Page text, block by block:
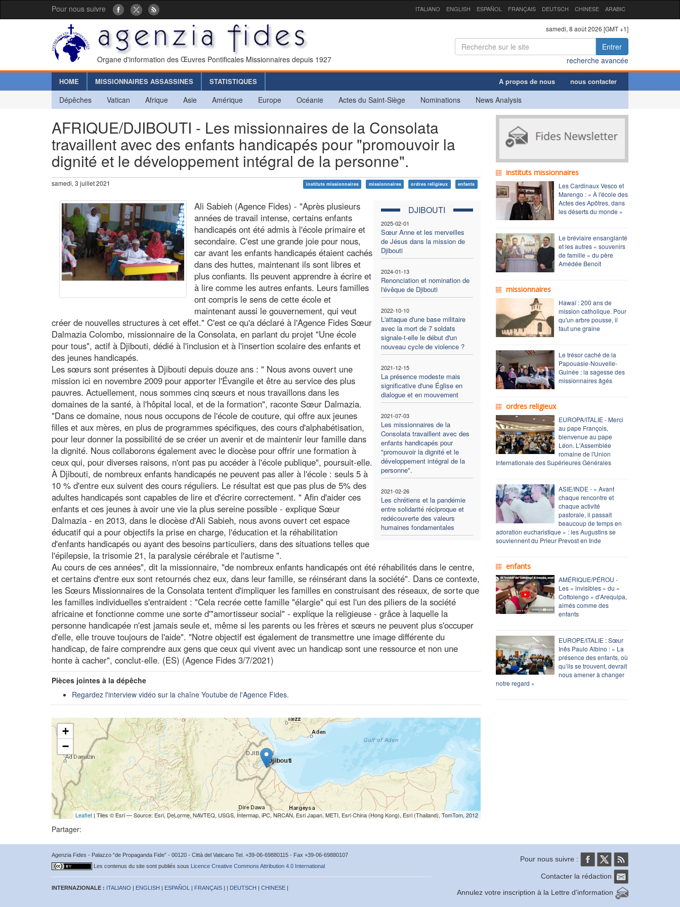
Pour nous suivre ITALIANO ENGLISH ESPAÑOL FRANÇAIS DEUTSCH CHINESE ARABIC
Organe d'information des Œuvres Pontificales Missionnaires depuis 1927
samedi, 8 août 2026 [GMT +1]
Entrer
recherche avancée
HOME MISSIONNAIRES ASSASSINES STATISTIQUES A propos de nous nous contacter
Dépêches Vatican Afrique Asie Amérique Europe Océanie Actes du Saint-Siège Nominations News Analysis
AFRIQUE/DJIBOUTI - Les missionnaires de la Consolata
travaillent avec des enfants handicapés pour "promouvoir la
dignité et le développement intégral de la personne".
samedi, 3 juillet 2021 instituts missionnaires missionnaires ordres religieux enfants
DJIBOUTI
2025-02-01
Sœur Anne et les merveilles
de Jésus dans la mission de
Djibouti
2024-01-13
Renonciation et nomination de
l'évêque de Djibouti
2022-10-10
L'attaque d'une base militaire
avec la mort de 7 soldats
signale-t-elle le début d'un
nouveau cycle de violence ?
2021-12-15
La présence modeste mais
significative d'une Église en
dialogue et en mouvement
2021-07-03
Les missionnaires de la
Consolata travaillent avec des
enfants handicapés pour
"promouvoir la dignité et le
développement intégral de la
personne".
2021-02-26
Les chrétiens et la pandémie
entre solidarité réciproque et
redécouverte des valeurs
humaines fondamentales
Ali Sabieh (Agence Fides) - "Après plusieurs
années de travail intense, certains enfants
handicapés ont été admis à l'école primaire et
secondaire. C'est une grande joie pour nous,
car avant les enfants handicapés étaient cachés
dans des huttes, maintenant ils sont libres et
plus confiants. Ils peuvent apprendre à écrire et
à lire comme les autres enfants. Leurs familles
ont compris le sens de cette école et
maintenant aussi le gouvernement, qui veut
créer de nouvelles structures à cet effet." C'est ce qu'a déclaré à l'Agence Fides Sœur
Dalmazia Colombo, missionnaire de la Consolata, en parlant du projet "Une école
pour tous", actif à Djibouti, dédié à l'inclusion et à l'insertion scolaire des enfants et
des jeunes handicapés.
Les sœurs sont présentes à Djibouti depuis douze ans : " Nous avons ouvert une
mission ici en novembre 2009 pour apporter l'Évangile et être au service des plus
pauvres. Actuellement, nous sommes cinq sœurs et nous travaillons dans les
domaines de la santé, à l'hôpital local, et de la formation", raconte Sœur Dalmazia.
"Dans ce domaine, nous nous occupons de l'école de couture, qui offre aux jeunes
filles et aux mères, en plus de programmes spécifiques, des cours d'alphabétisation,
pour leur donner la possibilité de se créer un avenir et de maintenir leur famille dans
la dignité. Nous collaborons également avec le diocèse pour offrir une formation à
ceux qui, pour diverses raisons, n'ont pas pu accéder à l'école publique", poursuit-elle.
À Djibouti, de nombreux enfants handicapés ne peuvent pas aller à l'école : seuls 5 à
10 % d'entre eux suivent des cours réguliers. Le résultat est que pas plus de 5% des
adultes handicapés sont capables de lire et d'écrire correctement. " Afin d'aider ces
enfants et ces jeunes à avoir une vie la plus sereine possible - explique Sœur
Dalmazia - en 2013, dans le diocèse d'Ali Sabieh, nous avons ouvert cet espace
éducatif qui a pour objectifs la prise en charge, l'éducation et la réhabilitation
d'enfants handicapés ou ayant des besoins particuliers, dans des situations telles que
l'épilepsie, la trisomie 21, la paralysie cérébrale et l'autisme ".
Au cours de ces années", dit la missionnaire, "de nombreux enfants handicapés ont été réhabilités dans le centre,
et certains d'entre eux sont retournés chez eux, dans leur famille, se réinsérant dans la société". Dans ce contexte,
les Sœurs Missionnaires de la Consolata tentent d'impliquer les familles en construisant des réseaux, de sorte que
les familles individuelles s'entraident : "Cela recrée cette famille "élargie" qui est l'un des piliers de la société
africaine et fonctionne comme une sorte d'"amortisseur social" - explique la religieuse - grâce à laquelle la
personne handicapée n'est jamais seule et, même si les parents ou les frères et sœurs ne peuvent plus s'occuper
d'elle, elle trouve toujours de l'aide". "Notre objectif est également de transmettre une image différente du
handicap, de faire comprendre aux gens que ceux qui vivent avec un handicap sont une ressource et non une
honte à cacher", conclut-elle. (ES) (Agence Fides 3/7/2021)
Pièces jointes à la dépêche
Regardez l'interview vidéo sur la chaîne Youtube de l'Agence Fides.
+
−
Leaflet| Tiles © Esri — Source: Esri, DeLorme, NAVTEQ, USGS, Intermap, iPC, NRCAN, Esri Japan, METI, Esri China (Hong Kong), Esri (Thailand), TomTom, 2012
Partager:
instituts missionnaires
Les Cardinaux Vesco et
Marengo : « À l'école des
Actes des Apôtres, dans
les déserts du monde »
Le bréviaire ensanglanté
et les autres « souvenirs
de famille » du père
Amédée Benoît
missionnaires
Hawaï : 200 ans de
mission catholique. Pour
qu'un arbre pousse, il
faut une graine
Le trésor caché de la
Papouasie-Nouvelle-
Guinée : la sagesse des
missionnaires âgés
ordres religieux
EUROPA/ITALIE - Merci
au pape François,
bienvenue au pape
Léon. L'Assemblée
romaine de l'Union
Internationale des Supérieures Générales
ASIE/INDE - « Avant
chaque rencontre et
chaque activité
pastorale, il passait
beaucoup de temps en
adoration eucharistique » : les Augustins se
souviennent du Prieur Prevost en Inde
enfants
AMÉRIQUE/PÉROU -
Les « invisibles » du «
Cottolengo » d'Arequipa,
aimés comme des
enfants
EUROPE/ITALIE : Sœur
Inês Paulo Albino : « La
présence des enfants, où
qu’ils se trouvent, devrait
nous amener à changer
notre regard »
Agenzia Fides - Palazzo “de Propaganda Fide” - 00120 - Città del Vaticano Tel. +39-06-69880115 - Fax +39-06-69880107
Les contenus du site sont publiés sous Licence Creative Commons Attribution 4.0 International
INTERNAZIONALE : ITALIANO | ENGLISH | ESPAÑOL | FRANÇAIS | | DEUTSCH | CHINESE |
Pour nous suivre :
Contacter la rédaction
Annulez votre inscription à la Lettre d'information